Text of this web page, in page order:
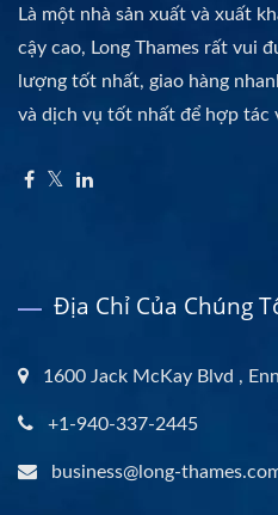
Là một nhà sản xuất và xuất
cậy cao, Long Thames rất vui
lượng tốt nhất, giao hàng
và dịch vụ tốt nhất để hợp tác
Địa Chỉ Của Chúng
1600 Jack McKay Blvd ,
+1-940-337-2445
business@long-